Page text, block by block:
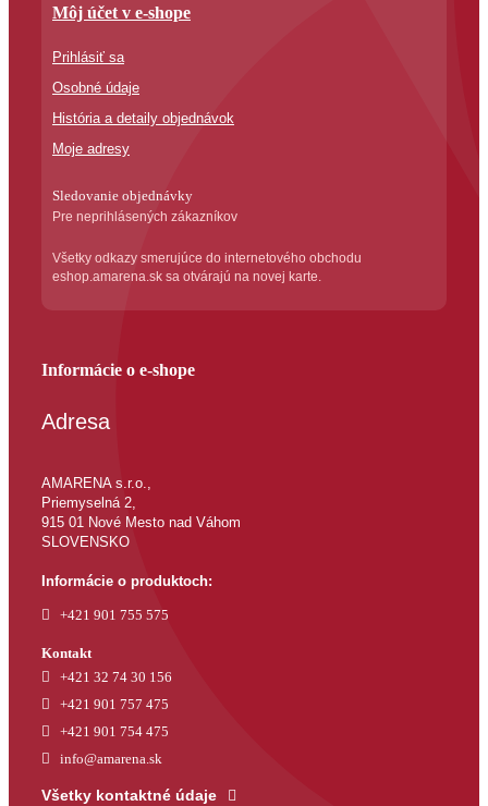
Môj účet v e-shope
Prihlásiť sa
Osobné údaje
História a detaily objednávok
Moje adresy
Sledovanie objednávky
Pre neprihlásených zákazníkov
Všetky odkazy smerujúce do internetového obchodu
eshop.amarena.sk sa otvárajú na novej karte.
Informácie o e-shope
Adresa
AMARENA s.r.o.,
Priemyselná 2,
915 01 Nové Mesto nad Váhom
SLOVENSKO
Informácie o produktoch:
+421 901 755 575
Kontakt
+421 32 74 30 156
+421 901 757 475
+421 901 754 475
info@amarena.sk
Všetky kontaktné údaje